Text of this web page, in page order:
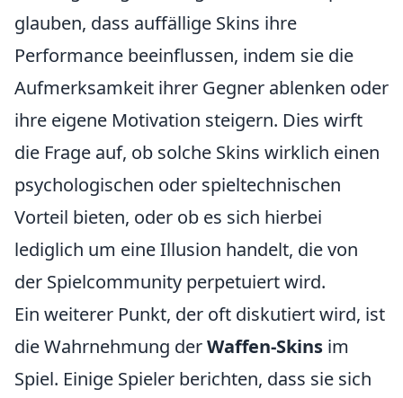
glauben, dass auffällige Skins ihre
Performance beeinflussen, indem sie die
Aufmerksamkeit ihrer Gegner ablenken oder
ihre eigene Motivation steigern. Dies wirft
die Frage auf, ob solche Skins wirklich einen
psychologischen oder spieltechnischen
Vorteil bieten, oder ob es sich hierbei
lediglich um eine Illusion handelt, die von
der Spielcommunity perpetuiert wird.
Ein weiterer Punkt, der oft diskutiert wird, ist
die Wahrnehmung derWaffen-Skins im
Spiel. Einige Spieler berichten, dass sie sich